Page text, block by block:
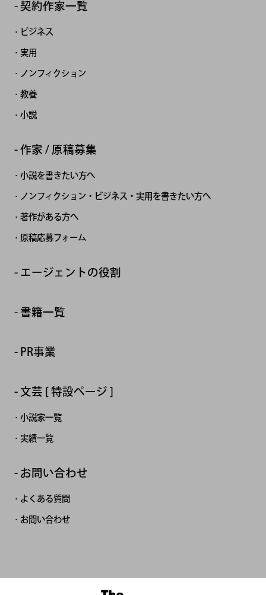
契約作家一覧
ビジネス
実用
ノンフィクション
教養
小説
作家 / 原稿募集
小説を書きたい方へ
ノンフィクション・ビジネス・実用を書きたい方へ
著作がある方へ
原稿応募フォーム
エージェントの役割
書籍一覧
PR事業
文芸 [ 特設ページ ]
小説家一覧
実績一覧
お問い合わせ
よくある質問
お問い合わせ